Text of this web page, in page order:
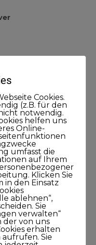
gemäß §
eine Plattform zur
odr
Cookies.
(z.B. für den
notwendig.
helfen uns
Online-
umfasst die
auf Ihrem
Klicken Sie
in den Einsatz
ablehnen“,
Sie
verwalten“
der von uns
erhalten
Sie